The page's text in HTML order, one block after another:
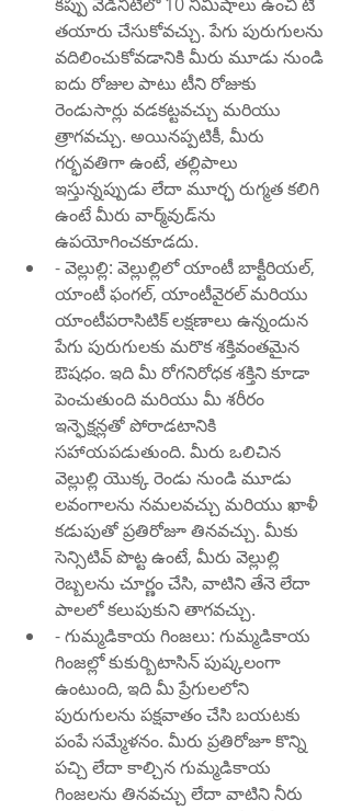
తయారు చేసుకోవచ్చు. పేగు పురుగులను
వదిలించుకోవడానికి మీరు మూడు నుండి
ఐదు రోజుల పాటు టీని రోజుకు
రెండుసార్లు వడకట్టవచ్చు మరియు
త్రాగవచ్చు. అయినప్పటికీ, మీరు
గర్భవతిగా ఉంటే, తల్లిపాలు
ఇస్తున్నప్పుడు లేదా మూర్ఛ రుగ్మత కలిగి
ఉంటే మీరు వార్మ్‌వుడ్‌ను
ఉపయోగించకూడదు.
- వెల్లుల్లి: వెల్లుల్లిలో యాంటీ బాక్టీరియల్,
యాంటీ ఫంగల్, యాంటీవైరల్ మరియు
యాంటీపరాసిటిక్ లక్షణాలు ఉన్నందున
పేగు పురుగులకు మరొక శక్తివంతమైన
ఔషధం. ఇది మీ రోగనిరోధక శక్తిని కూడా
పెంచుతుంది మరియు మీ శరీరం
ఇన్ఫెక్షన్లతో పోరాడటానికి
సహాయపడుతుంది. మీరు ఒలిచిన
వెల్లుల్లి యొక్క రెండు నుండి మూడు
లవంగాలను నమలవచ్చు మరియు ఖాళీ
కడుపుతో ప్రతిరోజూ తినవచ్చు. మీకు
సెన్సిటివ్ పొట్ట ఉంటే, మీరు వెల్లుల్లి
రెబ్బలను చూర్ణం చేసి, వాటిని తేనె లేదా
పాలలో కలుపుకుని తాగవచ్చు.
- గుమ్మడికాయ గింజలు: గుమ్మడికాయ
గింజల్లో కుకుర్బిటాసిన్ పుష్కలంగా
ఉంటుంది, ఇది మీ ప్రేగులలోని
పురుగులను పక్షవాతం చేసి బయటకు
పంపే సమ్మేళనం. మీరు ప్రతిరోజూ కొన్ని
పచ్చి లేదా కాల్చిన గుమ్మడికాయ
గింజలను తినవచ్చు లేదా వాటిని నీరు